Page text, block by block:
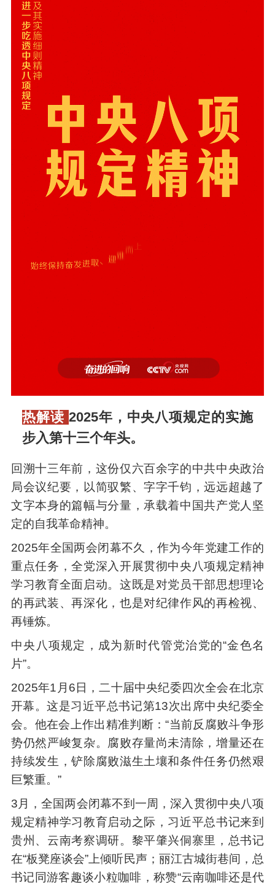
热解读 2025年，中央八项规定的实施
步入第十三个年头。
回溯十三年前，这份仅六百余字的中共中央政治
局会议纪要，以简驭繁、字字千钧，远远超越了
文字本身的篇幅与分量，承载着中国共产党人坚
定的自我革命精神。
2025年全国两会闭幕不久，作为今年党建工作的
重点任务，全党深入开展贯彻中央八项规定精神
学习教育全面启动。这既是对党员干部思想理论
的再武装、再深化，也是对纪律作风的再检视、
再锤炼。
中央八项规定，成为新时代管党治党的“金色名
片”。
2025年1月6日，二十届中央纪委四次全会在北京
开幕。这是习近平总书记第13次出席中央纪委全
会。他在会上作出精准判断：“当前反腐败斗争形
势仍然严峻复杂。腐败存量尚未清除，增量还在
持续发生，铲除腐败滋生土壤和条件任务仍然艰
巨繁重。”
3月，全国两会闭幕不到一周，深入贯彻中央八项
规定精神学习教育启动之际，习近平总书记来到
贵州、云南考察调研。黎平肇兴侗寨里，总书记
在“板凳座谈会”上倾听民声；丽江古城街巷间，总
书记同游客趣谈小粒咖啡，称赞“云南咖啡还是代